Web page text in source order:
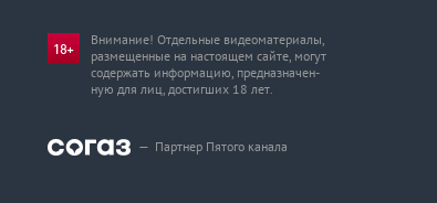
Внимание! Отдельные видеоматериалы,
размещенные на настоящем сайте, могут
содержать информацию, предназначен­
ную для лиц, достигших 18 лет.
— Партнер Пятого канала